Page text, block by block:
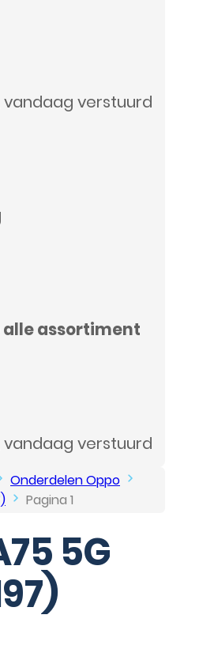
Onderdelen Oppo
Pagina 1
5G